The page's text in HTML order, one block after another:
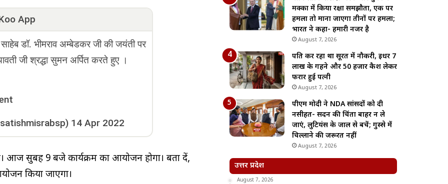
App
साहेब डॉ. भीमराव अम्बेडकर जी की जयंती पर
जी श्रद्धा सुमन अर्पित करते हुए ।
14 Apr 2022
सुबह 9 बजे कार्यक्रम का आयोजन होगा। बता दें,
किया जाएगा।
मक्का में किया रक्षा समझौता, एक पर
हमला तो माना जाएगा तीनों पर हमला;
भारत ने कहा- हमारी नजर है
August 7, 2026
पति कर रहा था सूरत में नौकरी, इधर 7
लाख के गहने और 50 हजार कैश लेकर
फरार हुई पत्नी
August 7, 2026
पीएम मोदी ने NDA सांसदों को दी
नसीहत- सदन की चिंता बाहर न ले
जाएं, लुटियंस के जाल से बचें; गुस्से में
चिल्लाने की जरूरत नहीं
August 7, 2026
उत्तर प्रदेश
August 7, 2026